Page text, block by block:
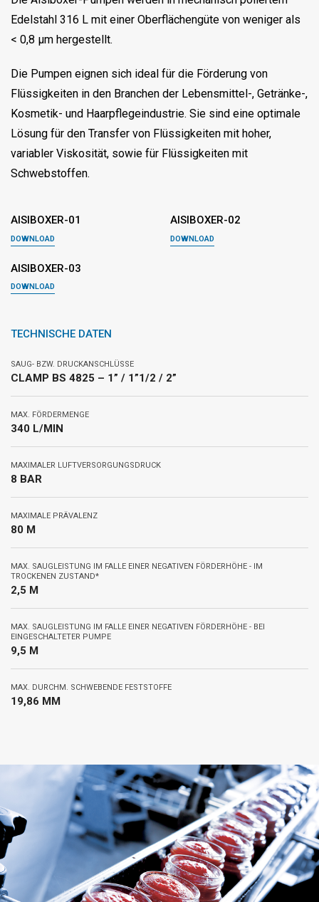
Edelstahl 316 L mit einer Oberflächengüte von weniger als
< 0,8 μm hergestellt.
Die Pumpen eignen sich ideal für die Förderung von
Flüssigkeiten in den Branchen der Lebensmittel-, Getränke-,
Kosmetik- und Haarpflegeindustrie. Sie sind eine optimale
Lösung für den Transfer von Flüssigkeiten mit hoher,
variabler Viskosität, sowie für Flüssigkeiten mit
Schwebstoffen.
AISIBOXER-01
DOWNLOAD
AISIBOXER-02
DOWNLOAD
AISIBOXER-03
DOWNLOAD
TECHNISCHE DATEN
SAUG- BZW. DRUCKANSCHLÜSSE
CLAMP BS 4825 – 1” / 1”1/2 / 2”
MAX. FÖRDERMENGE
340 L/MIN
MAXIMALER LUFTVERSORGUNGSDRUCK
8 BAR
MAXIMALE PRÄVALENZ
80 M
MAX. SAUGLEISTUNG IM FALLE EINER NEGATIVEN FÖRDERHÖHE - IM
TROCKENEN ZUSTAND*
2,5 M
MAX. SAUGLEISTUNG IM FALLE EINER NEGATIVEN FÖRDERHÖHE - BEI
EINGESCHALTETER PUMPE
9,5 M
MAX. DURCHM. SCHWEBENDE FESTSTOFFE
19,86 MM